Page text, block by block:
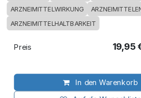
ARZNEIMITTELWIRKUNG
ARZNEIMITTELHALTBARKEIT
In den Warenkorb
Preis 19,95